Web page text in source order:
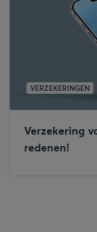
VERZEKERINGEN
Verzekering
redenen!